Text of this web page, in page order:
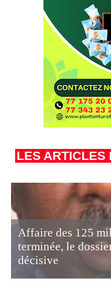
LES ARTICLES
Affaire des 125
terminée, le
décisive